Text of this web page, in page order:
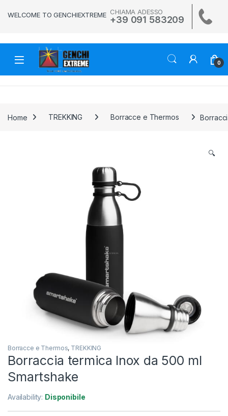
WELCOME TO GENCHIEXTREME CHIAMA ADESSO
+39 091 583209
0
Home TREKKING Borracce e Thermos
🔍
Borracce e Thermos, TREKKING
Borraccia termica Inox da 500 ml
Smartshake
Availability: Disponibile